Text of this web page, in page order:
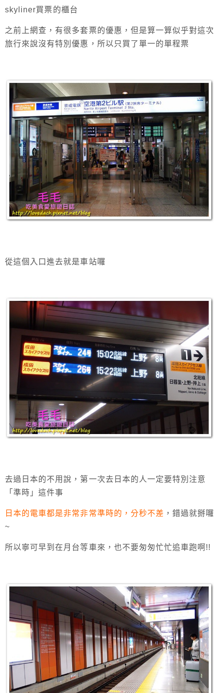
skyliner買票的櫃台
之前上網查，有很多套票的優惠，但是算一算似乎對這次
旅行來說沒有特別優惠，所以只買了單一的單程票
從這個入口進去就是車站囉
去過日本的不用說，第一次去日本的人一定要特別注意
「準時」這件事
日本的電車都是非常非常準時的，分秒不差 ，錯過就掰囉
~
所以寧可早到在月台等車來，也不要匆匆忙忙追車跑啊!!